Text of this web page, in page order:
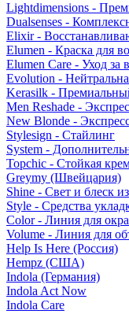
Lightdimensions -
Dualsenses -
Elixir -
Elumen - Краска для
Elumen Care - Уход за
Evolution -
Kerasilk -
Men Reshade -
New Blonde -
Stylesign - Стайлинг
System -
Topchic - Стойкая
Greymy (Швейцария)
Shine - Свет и блеск
Style - Средства
Color - Линия для
Volume - Линия для
Help Is Here (Россия)
Hempz (США)
Indola (Германия)
Indola Act Now
Indola Care